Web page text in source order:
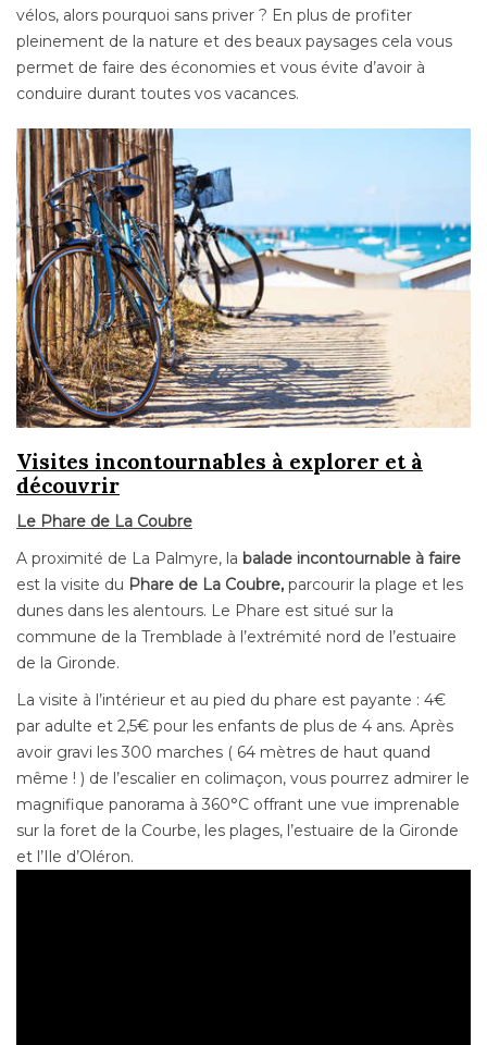
vélos, alors pourquoi sans priver ? En plus de profiter
pleinement de la nature et des beaux paysages cela vous
permet de faire des économies et vous évite d’avoir à
conduire durant toutes vos vacances.
Visites incontournables à explorer et à
découvrir
Le Phare de La Coubre
A proximité de La Palmyre, la balade incontournable à faire
est la visite du Phare de La Coubre, parcourir la plage et les
dunes dans les alentours. Le Phare est situé sur la
commune de la Tremblade à l’extrémité nord de l’estuaire
de la Gironde.
La visite à l’intérieur et au pied du phare est payante : 4€
par adulte et 2,5€ pour les enfants de plus de 4 ans. Après
avoir gravi les 300 marches ( 64 mètres de haut quand
même ! ) de l’escalier en colimaçon, vous pourrez admirer le
magnifique panorama à 360°C offrant une vue imprenable
sur la foret de la Courbe, les plages, l’estuaire de la Gironde
et l’Ile d’Oléron.